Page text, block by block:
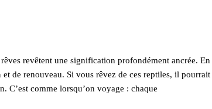
revêtent une signification profondément ancrée. En
de renouveau. Si vous rêvez de ces reptiles, il pourrait
C’est comme lorsqu’on voyage : chaque